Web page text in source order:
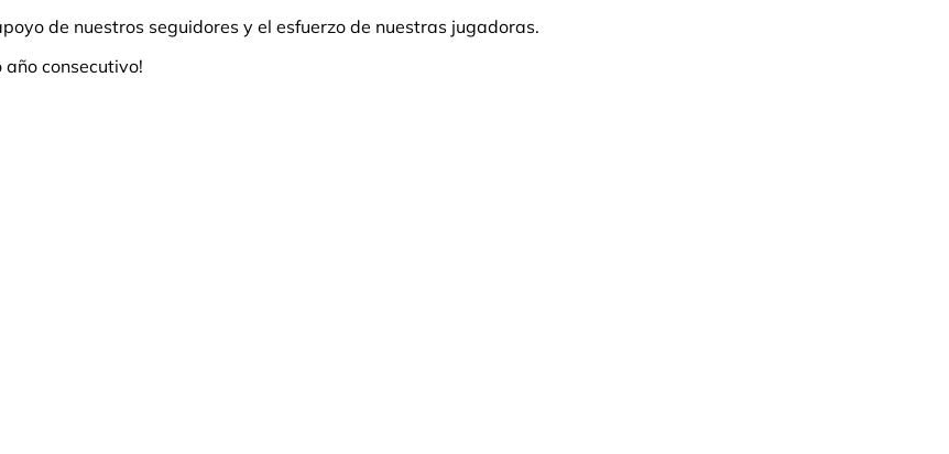
de nuestros seguidores y el esfuerzo de nuestras jugadoras.
año consecutivo!